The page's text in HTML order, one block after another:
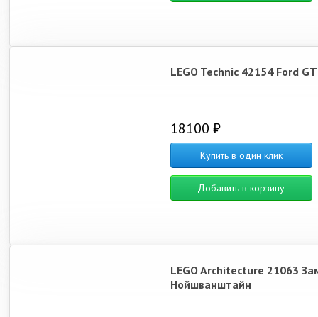
LEGO Technic 42154 Ford
18100 ₽
Купить в один клик
Добавить в корзину
LEGO Architecture 21063
Нойшванштайн